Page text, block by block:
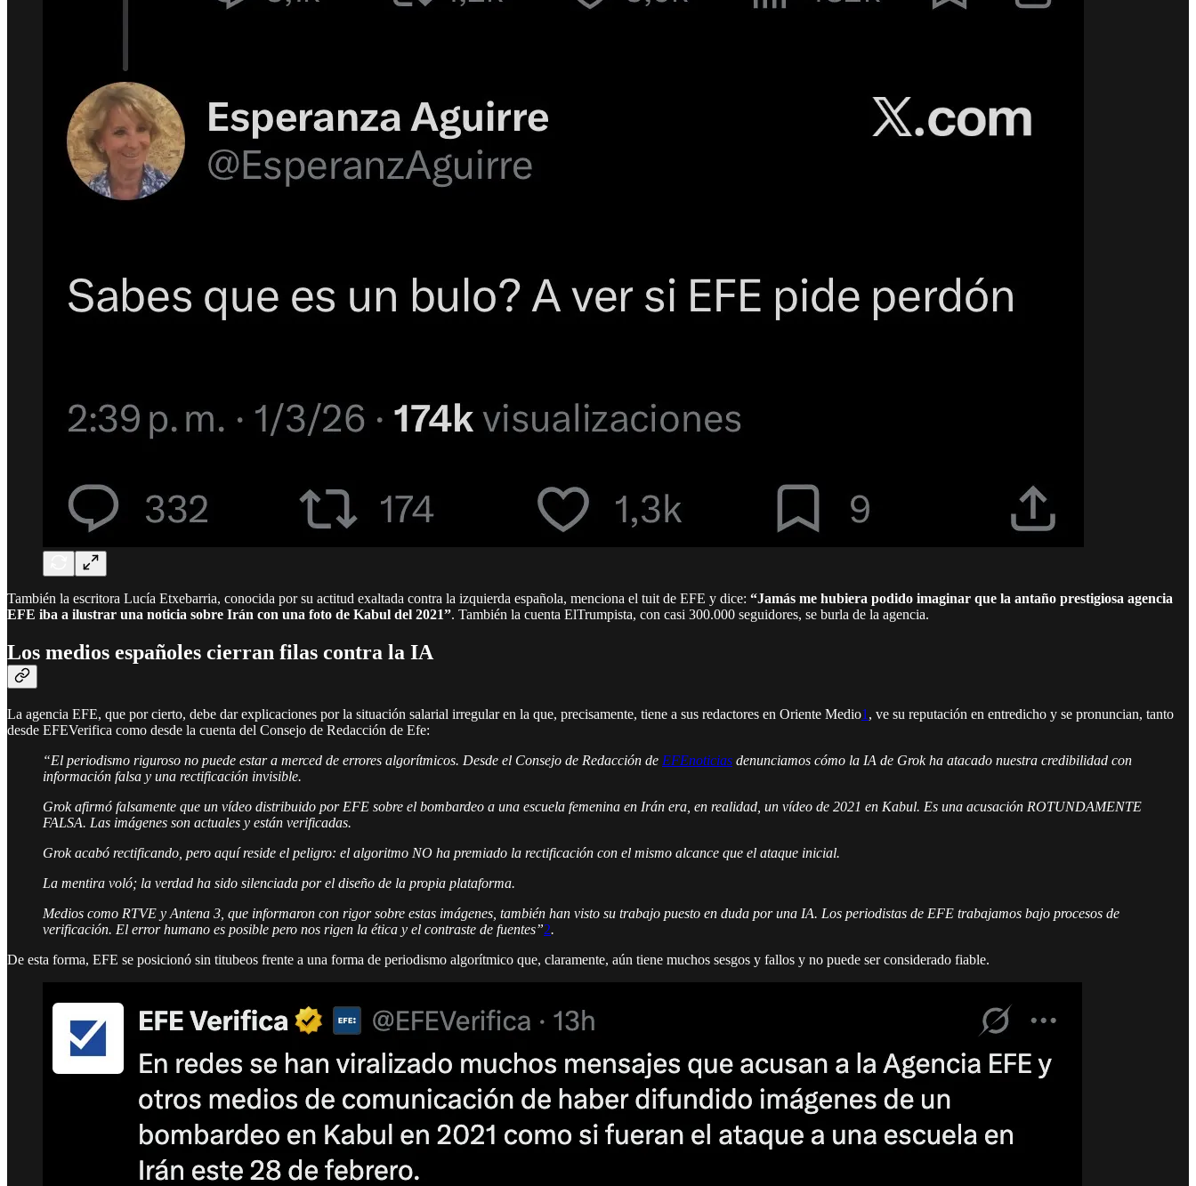
También la escritora Lucía Etxebarria, conocida por su actitud exaltada contra la izquierda española, menciona el tuit de EFE y dice: “Jamás me hubiera podido imaginar que la antaño prestigiosa agencia
EFE iba a ilustrar una noticia sobre Irán con una foto de Kabul del 2021”. También la cuenta ElTrumpista, con casi 300.000 seguidores, se burla de la agencia.
Los medios españoles cierran filas contra la IA
La agencia EFE, que por cierto, debe dar explicaciones por la situación salarial irregular en la que, precisamente, tiene a sus redactores en Oriente Medio1 , ve su reputación en entredicho y se pronuncian, tanto
desde EFEVerifica como desde la cuenta del Consejo de Redacción de Efe:
“El periodismo riguroso no puede estar a merced de errores algorítmicos. Desde el Consejo de Redacción de EFEnoticias denunciamos cómo la IA de Grok ha atacado nuestra credibilidad con
información falsa y una rectificación invisible.
Grok afirmó falsamente que un vídeo distribuido por EFE sobre el bombardeo a una escuela femenina en Irán era, en realidad, un vídeo de 2021 en Kabul. Es una acusación ROTUNDAMENTE
FALSA. Las imágenes son actuales y están verificadas.
Grok acabó rectificando, pero aquí reside el peligro: el algoritmo NO ha premiado la rectificación con el mismo alcance que el ataque inicial.
La mentira voló; la verdad ha sido silenciada por el diseño de la propia plataforma.
Medios como RTVE y Antena 3, que informaron con rigor sobre estas imágenes, también han visto su trabajo puesto en duda por una IA. Los periodistas de EFE trabajamos bajo procesos de
verificación. El error humano es posible pero nos rigen la ética y el contraste de fuentes”2.
De esta forma, EFE se posicionó sin titubeos frente a una forma de periodismo algorítmico que, claramente, aún tiene muchos sesgos y fallos y no puede ser considerado fiable.